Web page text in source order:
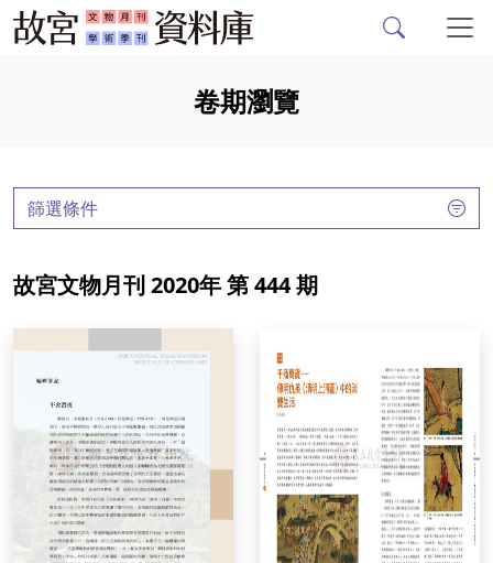
故宮文物月刊、故宮學
卷期瀏覽
篩選條件
故宮文物月刊 2020年 第 444 期